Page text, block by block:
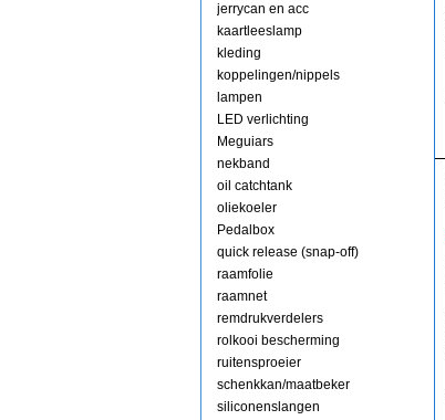
jerrycan en acc
kaartleeslamp
kleding
koppelingen/nippels
lampen
LED verlichting
Meguiars
nekband
oil catchtank
oliekoeler
Pedalbox
quick release (snap-off)
raamfolie
raamnet
remdrukverdelers
rolkooi bescherming
ruitensproeier
schenkkan/maatbeker
siliconenslangen